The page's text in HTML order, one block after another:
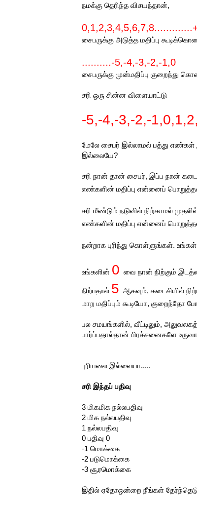
நமக்கு தெரிந்த விசயந்தான்,
சைபருக்கு அடுத்த மதிப்பு
..........-5,-4,-3,-2,-1,0
சைபருக்கு முன்மதிப்பு குறைந்து
சரி ஒரு சின்ன விளையாட்டு
-5,-4,-3,-2,-
மேலே சைபர் இல்லாமல் பத்து எண்கள்
இல்லையே?
சரி நான் தான் சைபர், இப்ப நான்
எண்களின் மதிப்பு என்னைப்
சரி மீண்டும் நடுவில் நிற்காமல்
எண்களின் மதிப்பு என்னைப்
நன்றாக புரிந்து கொள்ளுங்கள்.
உங்களின் 0 வை நான் நிற்கும்
நிற்பதால் 5 ஆகவும், கடைசியில்
மாற மதிப்பும் கூடியோ, குறைந்தோ
பல சமயங்களில், வீட்டிலும்,
பார்ப்பதால்தான் பிரச்சனைகளே
புரியலை இல்லையா.....
சரி இந்தப் பதிவு
3 மிகமிக நல்லபதிவு
2 மிக நல்லபதிவு
1 நல்லபதிவு
0 பதிவு 0
-1 மொக்கை
-2 படுமொக்கை
-3 சூரமொக்கை
இதில் ஏதோஒன்றை நீங்கள்